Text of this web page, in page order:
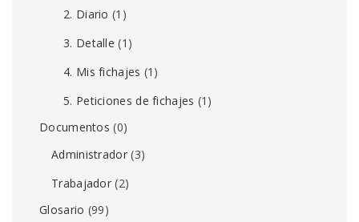
2. Diario (1)
3. Detalle (1)
4. Mis fichajes (1)
5. Peticiones de fichajes (1)
Documentos (0)
Administrador(3)
Trabajador (2)
Glosario (99)